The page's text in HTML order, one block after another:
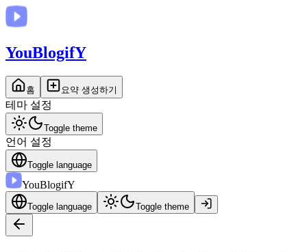
YouBlogifY
홈 요약 생성하기
테마 설정
Toggle theme
언어 설정
Toggle language
YouBlogifY
Toggle language Toggle theme